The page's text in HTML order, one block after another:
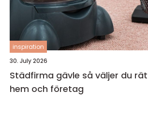
inspiration
30. July 2026
Städfirma gävle så väljer du rätt partner för
hem och företag